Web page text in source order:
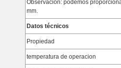
Observación: podemos
mm.
Datos técnicos
Propiedad
temperatura de operacion